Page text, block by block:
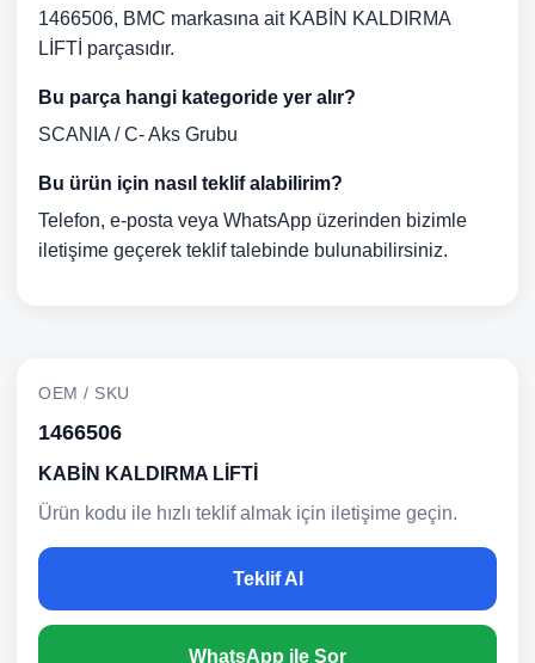
1466506, BMC markasına ait KABİN KALDIRMA
LİFTİ parçasıdır.
Bu parça hangi kategoride yer alır?
SCANIA / C- Aks Grubu
Bu ürün için nasıl teklif alabilirim?
Telefon, e-posta veya WhatsApp üzerinden bizimle
iletişime geçerek teklif talebinde bulunabilirsiniz.
OEM / SKU
1466506
KABİN KALDIRMA LİFTİ
Ürün kodu ile hızlı teklif almak için iletişime geçin.
Teklif Al
WhatsApp ile Sor